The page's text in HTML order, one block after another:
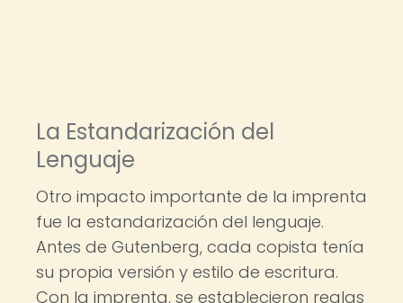
La Estandarización del
Lenguaje
Otro impacto importante de la imprenta
fue la estandarización del lenguaje.
Antes de Gutenberg, cada copista tenía
su propia versión y estilo de escritura.
Con la imprenta, se establecieron reglas